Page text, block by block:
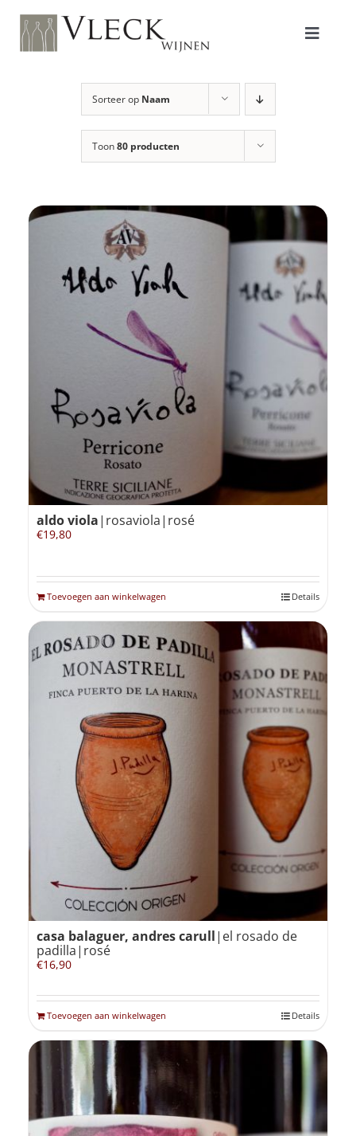
inhoud
Toggle
Over ons/Filosofie
Proeverijen
Winkelmand 0
Mijn Account
Zoeken
naar:
Sorteer op Naam
Toon80 producten
aldo viola|rosaviola|rosé
€19,80
Toevoegen aan winkelwagen Details
casa balaguer, andres carull|el rosado de
padilla|rosé
€16,90
Toevoegen aan winkelwagen Details